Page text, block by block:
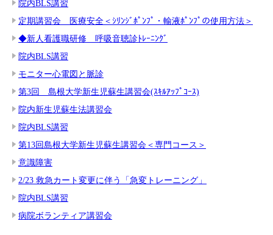
院内BLS講習
定期講習会 医療安全＜ｼﾘﾝｼﾞﾎﾟﾝﾌﾟ・輸液ﾎﾟﾝﾌﾟの使用方法＞
◆新人看護職研修 呼吸音聴診ﾄﾚｰﾆﾝｸﾞ
院内BLS講習
モニター心電図と脈診
第3回 島根大学新生児蘇生講習会(ｽｷﾙｱｯﾌﾟｺｰｽ)
院内新生児蘇生法講習会
院内BLS講習
第13回島根大学新生児蘇生講習会＜専門コース＞
意識障害
2/23 救急カート変更に伴う「急変トレーニング」
院内BLS講習
病院ボランティア講習会